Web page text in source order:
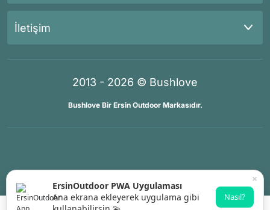
İletişim
2013 - 2026 © Bushlove
Bushlove Bir Ersin Outdoor Markasıdır.
×
ErsinOutdoor PWA Uygulaması
Ana ekrana ekleyerek uygulama gibi
Nasıl?